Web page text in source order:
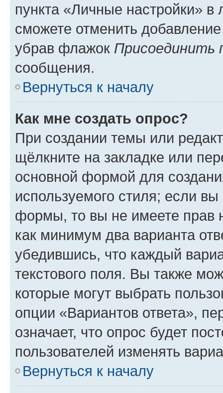
пункта «Личные настройки»
сможете отменить
убрав флажок Присоединить
сообщения.
Вернуться к началу
Как мне создать опрос?
При создании темы или
щёлкните на закладке или
основной формой для
используемого стиля; если
формы, то вы не имеете прав
как минимум два варианта
убедившись, что каждый
текстового поля. Вы также
которые могут выбрать
опции «Вариантов ответа»,
означает, что опрос будет
пользователей изменять
Вернуться к началу